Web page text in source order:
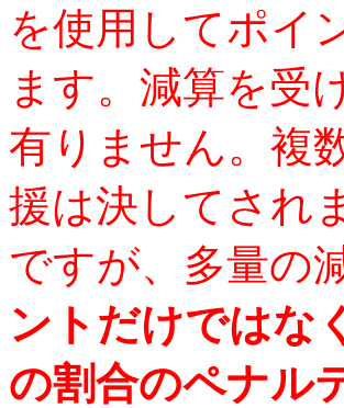
を使用してポイ
ます。減算を受
有りません。複
援は決してされ
ですが、多量の
ントだけではな
の割合のペナル